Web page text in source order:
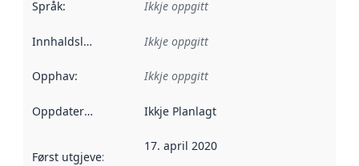
Språk: Ikkje oppgitt
Innhaldsleverandørar :
Ikkje oppgitt
Opphav: Ikkje oppgitt
Oppdateringsfrekvens :
Ikkje Planlagt
Først utgjeve: Denne datoen seier når dataa i dette
17. april 2020